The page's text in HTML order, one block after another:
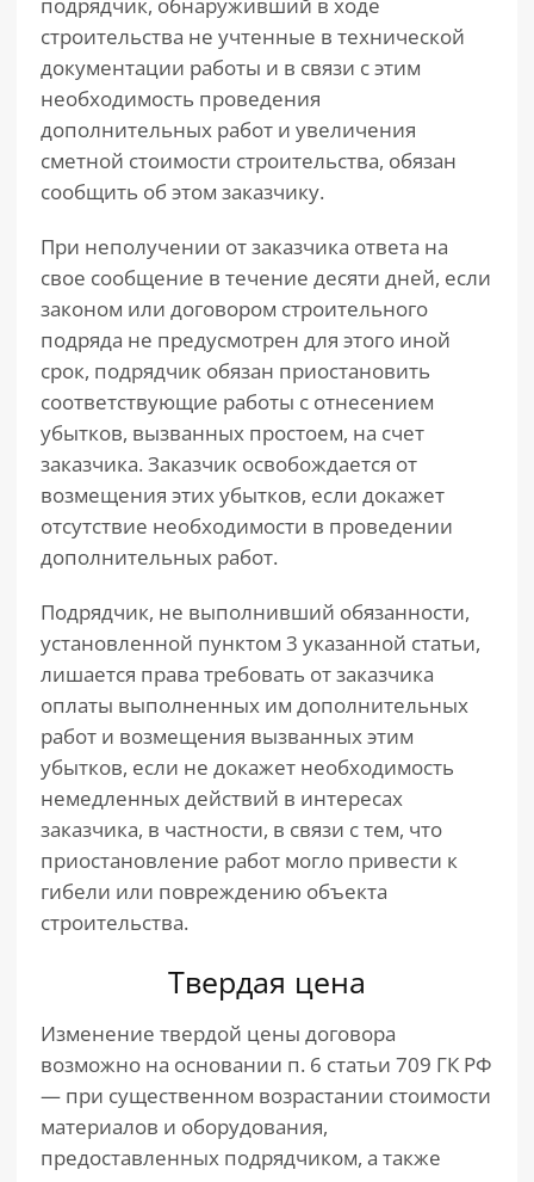
строительства не учтенные в технической
документации работы и в связи с этим
необходимость проведения
дополнительных работ и увеличения
сметной стоимости строительства, обязан
сообщить об этом заказчику.
При неполучении от заказчика ответа на
свое сообщение в течение десяти дней, если
законом или договором строительного
подряда не предусмотрен для этого иной
срок, подрядчик обязан приостановить
соответствующие работы с отнесением
убытков, вызванных простоем, на счет
заказчика. Заказчик освобождается от
возмещения этих убытков, если докажет
отсутствие необходимости в проведении
дополнительных работ.
Подрядчик, не выполнивший обязанности,
установленной пунктом 3 указанной статьи,
лишается права требовать от заказчика
оплаты выполненных им дополнительных
работ и возмещения вызванных этим
убытков, если не докажет необходимость
немедленных действий в интересах
заказчика, в частности, в связи с тем, что
приостановление работ могло привести к
гибели или повреждению объекта
строительства.
Твердая цена
Изменение твердой цены договора
возможно на основании п. 6 статьи 709 ГК РФ
— при существенном возрастании стоимости
материалов и оборудования,
предоставленных подрядчиком, а также